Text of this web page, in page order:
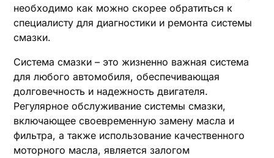
необходимо как можно скорее обратиться к
специалисту для диагностики и ремонта системы
смазки.
Система смазки – это жизненно важная система
для любого автомобиля, обеспечивающая
долговечность и надежность двигателя.
Регулярное обслуживание системы смазки,
включающее своевременную замену масла и
фильтра, а также использование качественного
моторного масла, является залогом